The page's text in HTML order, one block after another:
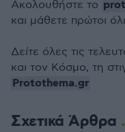
Σχετικά Άρθρα
Ακολουθήστε το
και μάθετε πρώτοι
Δείτε όλες τις
και τον Κόσμο, τη
Protothema.gr